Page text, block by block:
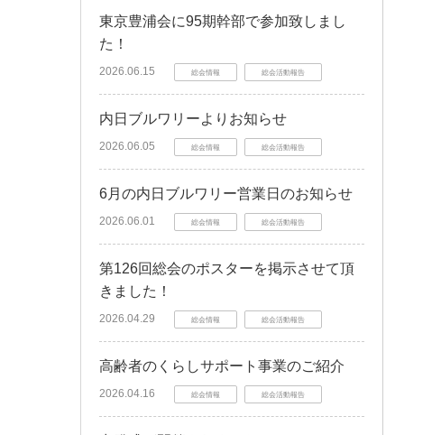
東京豊浦会に95期幹部で参加致しまし
た！
2026.06.15 総会情報 総会活動報告
内日ブルワリーよりお知らせ
2026.06.05 総会情報 総会活動報告
6月の内日ブルワリー営業日のお知らせ
2026.06.01 総会情報 総会活動報告
第126回総会のポスターを掲示させて頂
きました！
2026.04.29 総会情報 総会活動報告
高齢者のくらしサポート事業のご紹介
2026.04.16 総会情報 総会活動報告